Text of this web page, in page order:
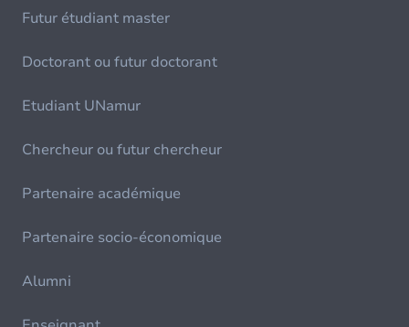
Futur étudiant master
Doctorant ou futur doctorant
Etudiant UNamur
Chercheur ou futur chercheur
Partenaire académique
Partenaire socio-économique
Alumni